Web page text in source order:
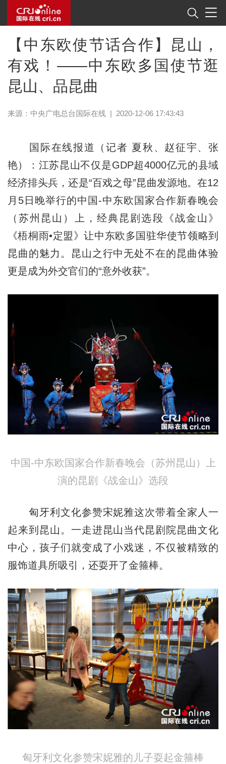
【中东欧使节话合作】昆山，
有戏！——中东欧多国使节逛
昆山、品昆曲
来源：中央广电总台国际在线| 2020-12-06 17:43:43
国际在线报道（记者 夏秋、赵征宇、张
艳）：江苏昆山不仅是GDP超4000亿元的县域
经济排头兵，还是“百戏之母”昆曲发源地。在12
月5日晚举行的中国-中东欧国家合作新春晚会
（苏州昆山）上，经典昆剧选段《战金山》
《梧桐雨•定盟》让中东欧多国驻华使节领略到
昆曲的魅力。昆山之行中无处不在的昆曲体验
更是成为外交官们的“意外收获”。
中国-中东欧国家合作新春晚会（苏州昆山）上
演的昆剧《战金山》选段
匈牙利文化参赞宋妮雅这次带着全家人一
起来到昆山。一走进昆山当代昆剧院昆曲文化
中心，孩子们就变成了小戏迷，不仅被精致的
服饰道具所吸引，还耍开了金箍棒。
匈牙利文化参赞宋妮雅的儿子耍起金箍棒